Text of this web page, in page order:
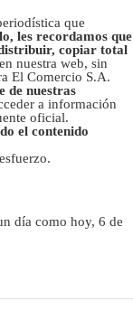
que
les recordamos que
copiar total
nuestra web, sin
El Comercio S.A.
de nuestras
a información
oficial.
el contenido
día como hoy, 6 de